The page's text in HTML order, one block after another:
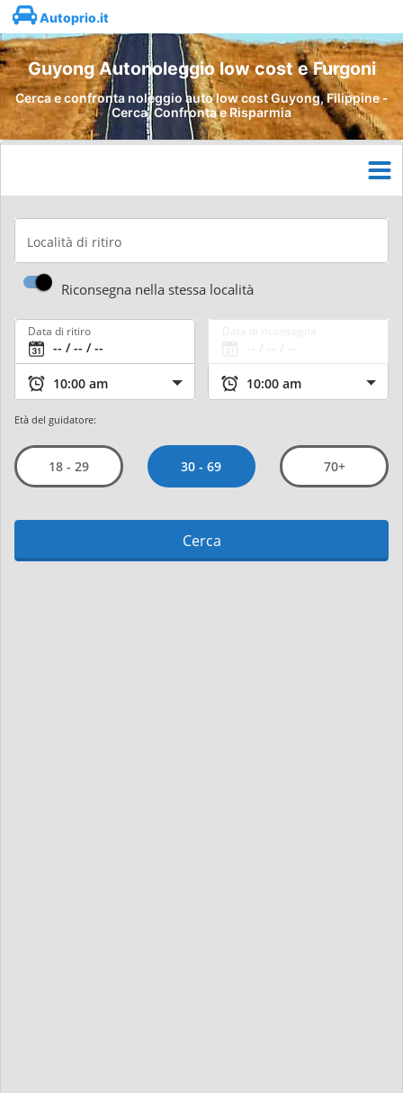
Autoprio.it
Guyong Autonoleggio low cost e Furgoni
Cerca e confronta noleggio auto low cost Guyong, Filippine -
Cerca, Confronta e Risparmia
Località di ritiro
Riconsegna nella stessa località
Data di ritiro
Età del guidatore:
18 - 29 30 - 69 70+
Cerca